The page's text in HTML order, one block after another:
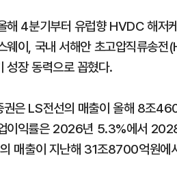
해 4분기부터 유럽향 HVDC 해저
웨이, 국내 서해안 초고압직류송
성장 동력으로 꼽혔다.
권은 LS전선의 매출이 올해 8조
이익률은 2026년 5.3%에서
매출이 지난해 31조8700억원